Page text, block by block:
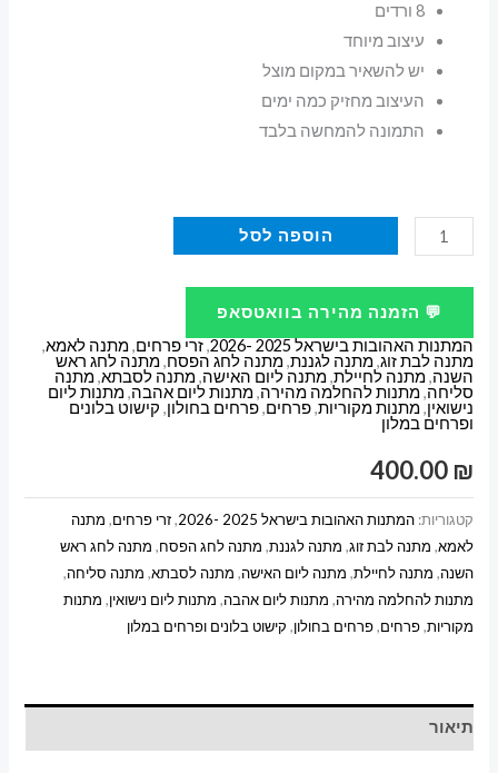
8 ורדים
עיצוב מיוחד
יש להשאיר במקום מוצל
העיצוב מחזיק כמה ימים
התמונה להמחשה בלבד
כמות
של
מתנה
פרחים
FRESH
FLOWER
הוספה לסל
💬 הזמנה מהירה בוואטסאפ
המתנות האהובות בישראל 2025 -2026
,זרי פרחים,מתנה לאמא,
מתנה לבת זוג,מתנה לגננת,מתנה לחג הפסח,מתנה לחג ראש
השנה,מתנה לחיילת,מתנה ליום האישה,מתנה לסבתא,מתנה
סליחה,מתנות להחלמה מהירה,מתנות ליום אהבה,מתנות ליום
נישואין,מתנות מקוריות,פרחים,פרחים בחולון, קישוט בלונים
ופרחים במלון
400.00 ₪
קטגוריות:המתנות האהובות בישראל 2025 -2026 ,זרי פרחים, מתנה
לאמא, מתנה לבת זוג, מתנה לגננת, מתנה לחג הפסח, מתנה לחג ראש
השנה, מתנה לחיילת, מתנה ליום האישה, מתנה לסבתא, מתנה סליחה,
מתנות להחלמה מהירה, מתנות ליום אהבה, מתנות ליום נישואין, מתנות
מקוריות,פרחים,פרחים בחולון, קישוט בלונים ופרחים במלון
תיאור